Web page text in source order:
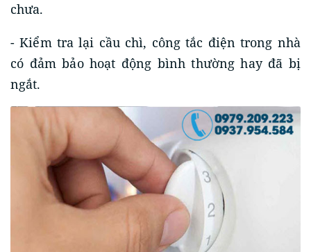
chưa.
- Kiểm tra lại cầu chì, công tắc điện trong nhà
có đảm bảo hoạt động bình thường hay đã bị
ngắt.